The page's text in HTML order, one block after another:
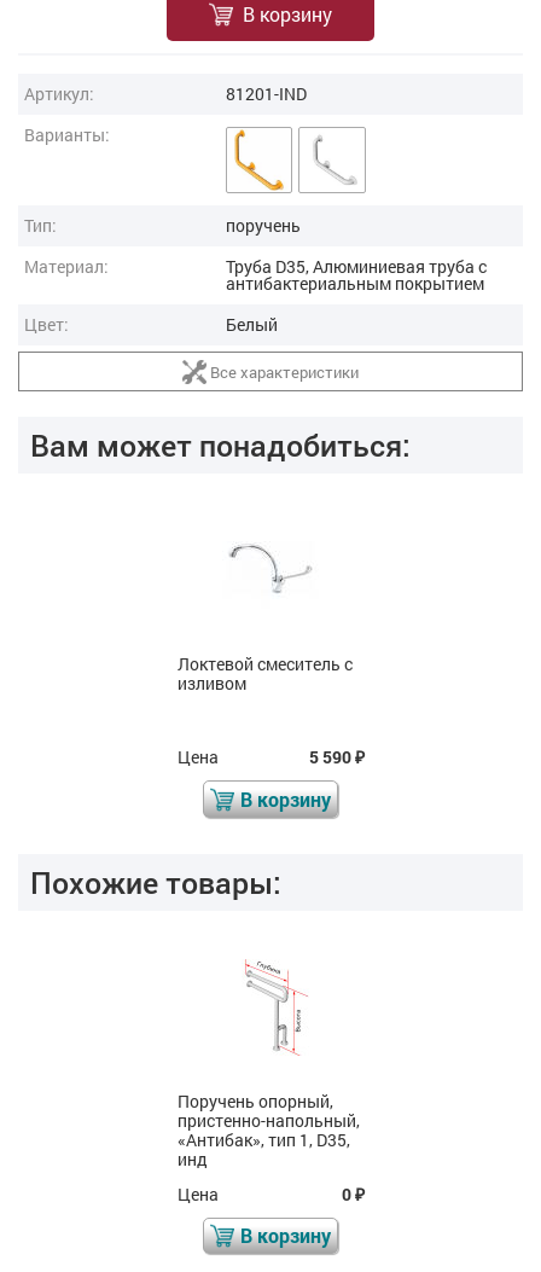
В корзину
Артикул:
81201-IND
Варианты:
Тип:
поручень
Материал:
Труба D35, Алюминиевая труба с
антибактериальным покрытием
Цвет:
Белый
Все характеристики
Вам может понадобиться:
Локтевой смеситель с
изливом
Цена 5 590₽
В корзину
Похожие товары:
Поручень опорный,
пристенно-напольный,
«Антибак», тип 1, D35,
инд
Цена
0₽
В корзину